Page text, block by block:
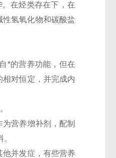
在烃类存在下，在
氢氧化物和碳酸盐
*的营养功能，但在
对恒定，并完成内
营养增补剂，配制
他并发症，有些营养